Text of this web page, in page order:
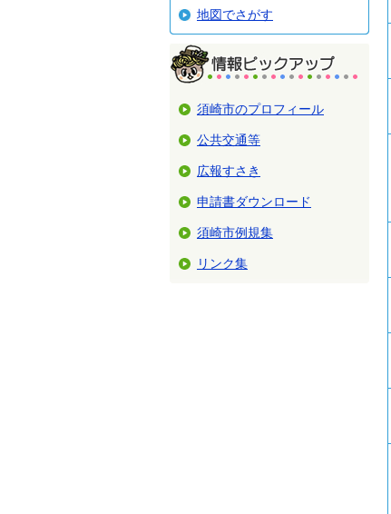
地図でさがす
須崎市のプロフィール
公共交通等
広報すさき
申請書ダウンロード
須崎市例規集
リンク集